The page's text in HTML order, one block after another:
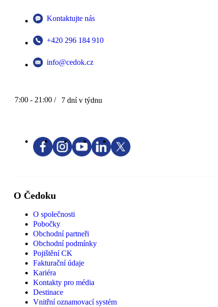
Kontaktujte nás
+420 296 184 910
info@cedok.cz
7:00 - 21:00 / 7 dní v týdnu
O Čedoku
O společnosti
Pobočky
Obchodní partneři
Obchodní podmínky
Pojištění CK
Fakturační údaje
Kariéra
Kontakty pro média
Destinace
Vnitřní oznamovací systém